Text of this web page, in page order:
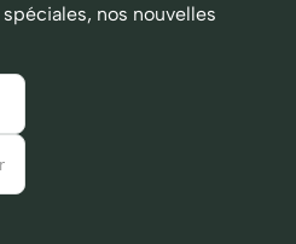
nos nouvelles